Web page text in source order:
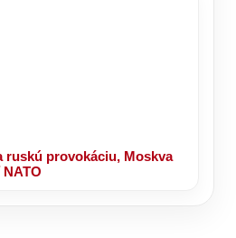
ruskú provokáciu, Moskva